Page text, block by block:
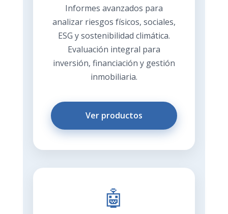
Informes avanzados para
analizar riesgos físicos, sociales,
ESG y sostenibilidad climática.
Evaluación integral para
inversión, financiación y gestión
inmobiliaria.
Ver productos
🤖